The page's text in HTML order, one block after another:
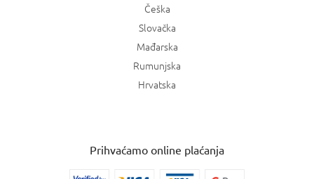
Češka
Slovačka
Mađarska
Rumunjska
Hrvatska
Prihvaćamo online plaćanja